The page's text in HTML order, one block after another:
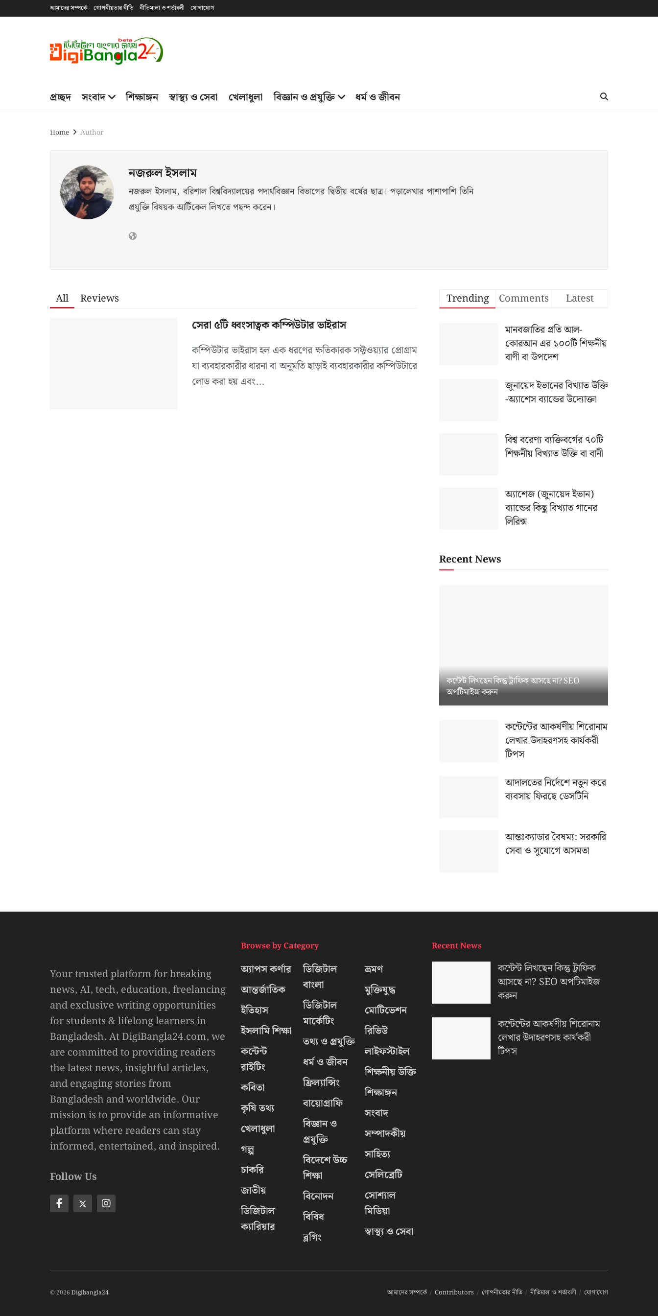
আমাদের সম্পর্কে গোপনীয়তার নীতি নীতিমালা ও শর্তাবলী যোগাযোগ
প্রচ্ছদ সংবাদ শিক্ষাঙ্গন স্বাস্থ্য ও সেবা খেলাধুলা বিজ্ঞান ও প্রযুক্তি ধর্ম ও জীবন
Home Author
নজরুল ইসলাম
নজরুল ইসলাম, বরিশাল বিশ্ববিদ্যালয়ের পদার্থবিজ্ঞান বিভাগের দ্বিতীয় বর্ষের ছাত্র। পড়ালেখার পাশাপাশি তিনি
প্রযুক্তি বিষয়ক আর্টিকেল লিখতে পছন্দ করেন।
All Reviews
সেরা ৫টি ধ্বংসাত্বক কম্পিউটার ভাইরাস
কম্পিউটার ভাইরাস হল এক ধরণের ক্ষতিকারক সফ্টওয়্যার প্রোগ্রাম
যা ব্যবহারকারীর ধারনা বা অনুমতি ছাড়াই ব্যবহারকারীর কম্পিউটারে
লোড করা হয় এবং...
Trending Comments
Latest
মানবজাতির প্রতি আল-
কোরআন এর ১০০টি শিক্ষনীয়
বাণী বা উপদেশ
জুনায়েদ ইভানের বিখ্যাত উক্তি
-অ্যাশেস ব্যান্ডের উদ্যোক্তা
বিশ্ব বরেণ্য ব্যক্তিবর্গের ৭০টি
শিক্ষনীয় বিখ্যাত উক্তি বা বানী
অ্যাশেজ (জুনায়েদ ইভান)
ব্যান্ডের কিছু বিখ্যাত গানের
লিরিক্স
Recent News
কন্টেন্ট লিখছেন কিন্তু ট্রাফিক আসছে না? ‍SEO
অপটিমাইজ করুন
কন্টেন্টের আকর্ষণীয় শিরোনাম
লেখার উদাহরণসহ কার্যকরী
টিপস
আদালতের নির্দেশে নতুন করে
ব্যবসায় ফিরছে ডেসটিনি
আন্তঃক্যাডার বৈষম্য: সরকারি
সেবা ও সুযোগে অসমতা
Your trusted platform for breaking
news, AI, tech, education, freelancing
and exclusive writing opportunities
for students & lifelong learners in
Bangladesh. At DigiBangla24.com, we
are committed to providing readers
the latest news, insightful articles,
and engaging stories from
Bangladesh and worldwide. Our
mission is to provide an informative
platform where readers can stay
informed, entertained, and inspired.
Follow Us
Browse by Category
অ্যাপস কর্ণার
আন্তর্জাতিক
ইতিহাস
ইসলামি শিক্ষা
কন্টেন্ট
রাইটিং
কবিতা
কৃষি তথ্য
খেলাধুলা
গল্প
চাকরি
জাতীয়
ডিজিটাল
ক্যারিয়ার
ডিজিটাল
বাংলা
ডিজিটাল
মার্কেটিং
তথ্য ও প্রযুক্তি
ধর্ম ও জীবন
ফ্রিল্যান্সিং
বায়োগ্রাফি
বিজ্ঞান ও
প্রযুক্তি
বিদেশে উচ্চ
শিক্ষা
বিনোদন
বিবিধ
ব্লগিং
ভ্রমণ
মুক্তিযুদ্ধ
মোটিভেশন
রিভিউ
লাইফস্টাইল
শিক্ষনীয় উক্তি
শিক্ষাঙ্গন
সংবাদ
সম্পাদকীয়
সাহিত্য
সেলিব্রেটি
সোশ্যাল
মিডিয়া
স্বাস্থ্য ও সেবা
Recent News
কন্টেন্ট লিখছেন কিন্তু ট্রাফিক
আসছে না? ‍SEO অপটিমাইজ
করুন
কন্টেন্টের আকর্ষণীয় শিরোনাম
লেখার উদাহরণসহ কার্যকরী
টিপস
আমাদের সম্পর্কে Contributors গোপনীয়তার নীতি নীতিমালা ও শর্তাবলী যোগাযোগ
© 2026 Digibangla24